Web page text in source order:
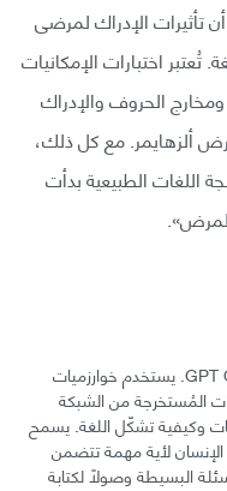
تأثيرات الإدراك لمرضى
تُعتبر اختبارات الإمكانيات
الحروف والإدراك
ألزهايمر. مع كل ذلك،
اللغات الطبيعية بدأت
يُعد GPT-3 رسميًا الجيل الثالث من GPT OpenAI's. يستخدم خوارزميات
المُستخرجة من الشبكة
وكيفية تشكّل اللغة. يسمح
الإنسان لأية مهمة تتضمن
البسيطة وصولًا لكتابة